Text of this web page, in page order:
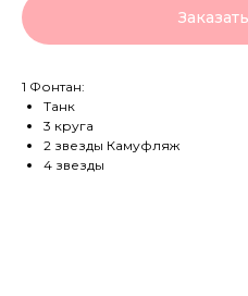
Заказать
1 Фонтан:
Танк
3 круга
2 звезды Камуфляж
4 звезды